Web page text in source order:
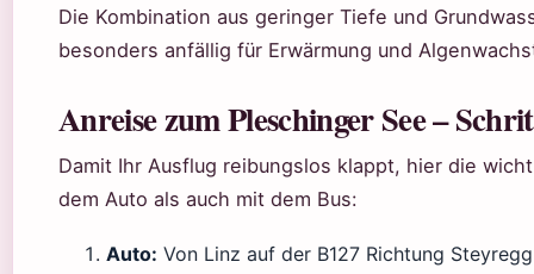
Die Kombination aus geringer Tiefe und
besonders anfällig für Erwärmung und
Anreise zum Pleschinger See –
Damit Ihr Ausflug reibungslos klappt, hier die
dem Auto als auch mit dem Bus:
Auto: Von Linz auf der B127 Richtung